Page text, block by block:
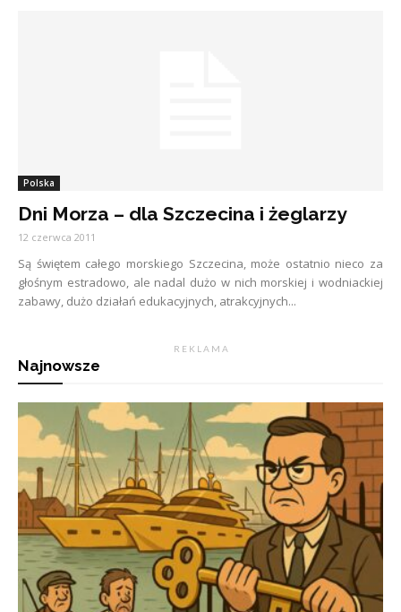
Polska
Dni Morza – dla Szczecina i żeglarzy
12 czerwca 2011
Są świętem całego morskiego Szczecina, może ostatnio nieco za
głośnym estradowo, ale nadal dużo w nich morskiej i wodniackiej
zabawy, dużo działań edukacyjnych, atrakcyjnych...
R E K L A M A
Najnowsze